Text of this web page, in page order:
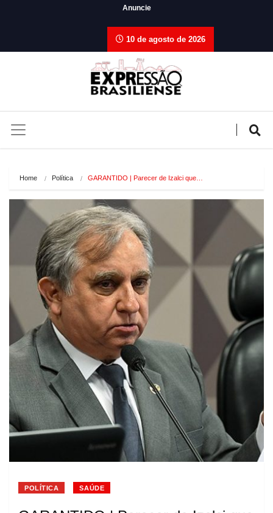
Anuncie
10 de agosto de 2026
Home Política GARANTIDO | Parecer de Izalci que…
POLÍTICA SAÚDE